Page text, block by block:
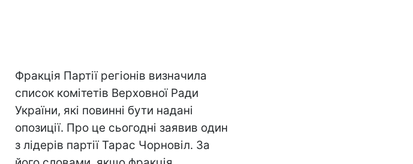
Фракція Партії регіонів визначила
список комітетів Верховної Ради
України, які повинні бути надані
опозиції. Про це сьогодні заявив один
з лідерів партії Тарас Чорновіл. За